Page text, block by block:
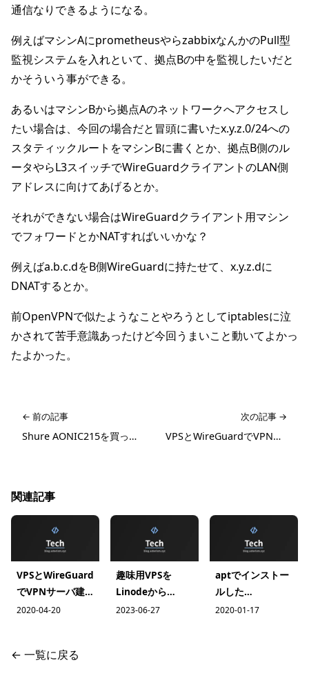
通信なりできるようになる。
例えばマシンAにprometheusやらzabbixなんかのPull型
監視システムを入れといて、拠点Bの中を監視したいだと
かそういう事ができる。
あるいはマシンBから拠点Aのネットワークへアクセスし
たい場合は、今回の場合だと冒頭に書いたx.y.z.0/24への
スタティックルートをマシンBに書くとか、拠点B側のル
ータやらL3スイッチでWireGuardクライアントのLAN側
アドレスに向けてあげるとか。
それができない場合はWireGuardクライアント用マシン
でフォワードとかNATすればいいかな？
例えばa.b.c.dをB側WireGuardに持たせて、x.y.z.dに
DNATするとか。
前OpenVPNで似たようなことやろうとしてiptablesに泣
かされて苦手意識あったけど今回うまいこと動いてよかっ
たよかった。
← 前の記事
Shure AONIC215を買ってSE425に換装した感想
次の記事 →
VPSとWireGuardでVPNサーバ建ててついでにIPv4オンリーな環境からv6で外に出るやつ
関連記事
VPSとWireGuard
でVPNサーバ建
ててついでに
に出るやつ
2020-04-20
趣味用VPSを
Linodeから
Webarena
2023-06-27
aptでインストー
ルした
prometheusのオ
2020-01-17
← 一覧に戻る